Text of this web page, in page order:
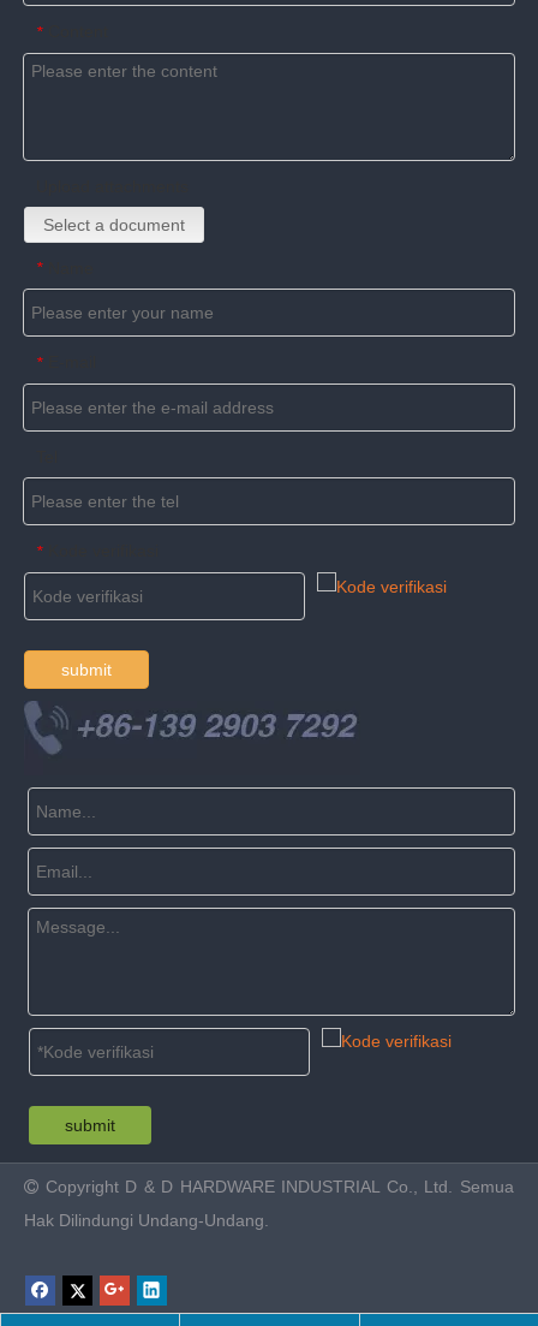
*
Select a document
*
*
*
submit
submit
 Copyright D & D HARDWARE INDUSTRIAL Co., Ltd. Semua
Hak Dilindungi Undang-Undang.